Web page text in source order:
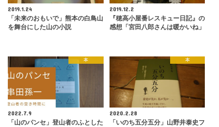
2019.1.24
「未来のおもいで」熊本の白鳥山
を舞台にした山の小説
2019.12.2
『穂高小屋番レスキュー日記』の
感想「宮田八郎さんは暖かいね」
本
2022.7.9
「山のパンセ」登山者のふとした
本
2020.2.28
「いのち五分五分」山野井泰史フ